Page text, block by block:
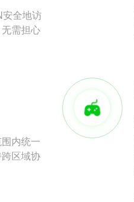
全地访
需担心
内统一
区域协